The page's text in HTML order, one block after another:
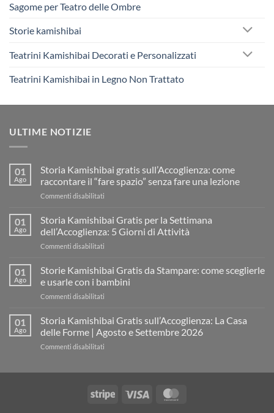
Sagome per Teatro delle Ombre
Storie kamishibai
Teatrini Kamishibai Decorati e Personalizzati
Teatrini Kamishibai in Legno Non Trattato
ULTIME NOTIZIE
01
Ago
Storia Kamishibai gratis sull’Accoglienza: come
raccontare il “fare spazio” senza fare una lezione
Commenti disabilitati
Kamishibai
gratis
sull’Accoglienza:
il
“fare
una
lezione
01
Ago
Storia Kamishibai Gratis per la Settimana
dell’Accoglienza: 5 Giorni di Attività
Commenti disabilitati
Kamishibai
Gratis
per
dell’Accoglienza:
Giorni
01
Ago
Storie Kamishibai Gratis da Stampare: come sceglierle
e usarle con i bambini
Commenti disabilitati
Kamishibai
Gratis
da
usarle
con
01
Ago
Storia Kamishibai Gratis sull’Accoglienza: La Casa
delle Forme | Agosto e Settembre 2026
Commenti disabilitati
La Stripe Visa